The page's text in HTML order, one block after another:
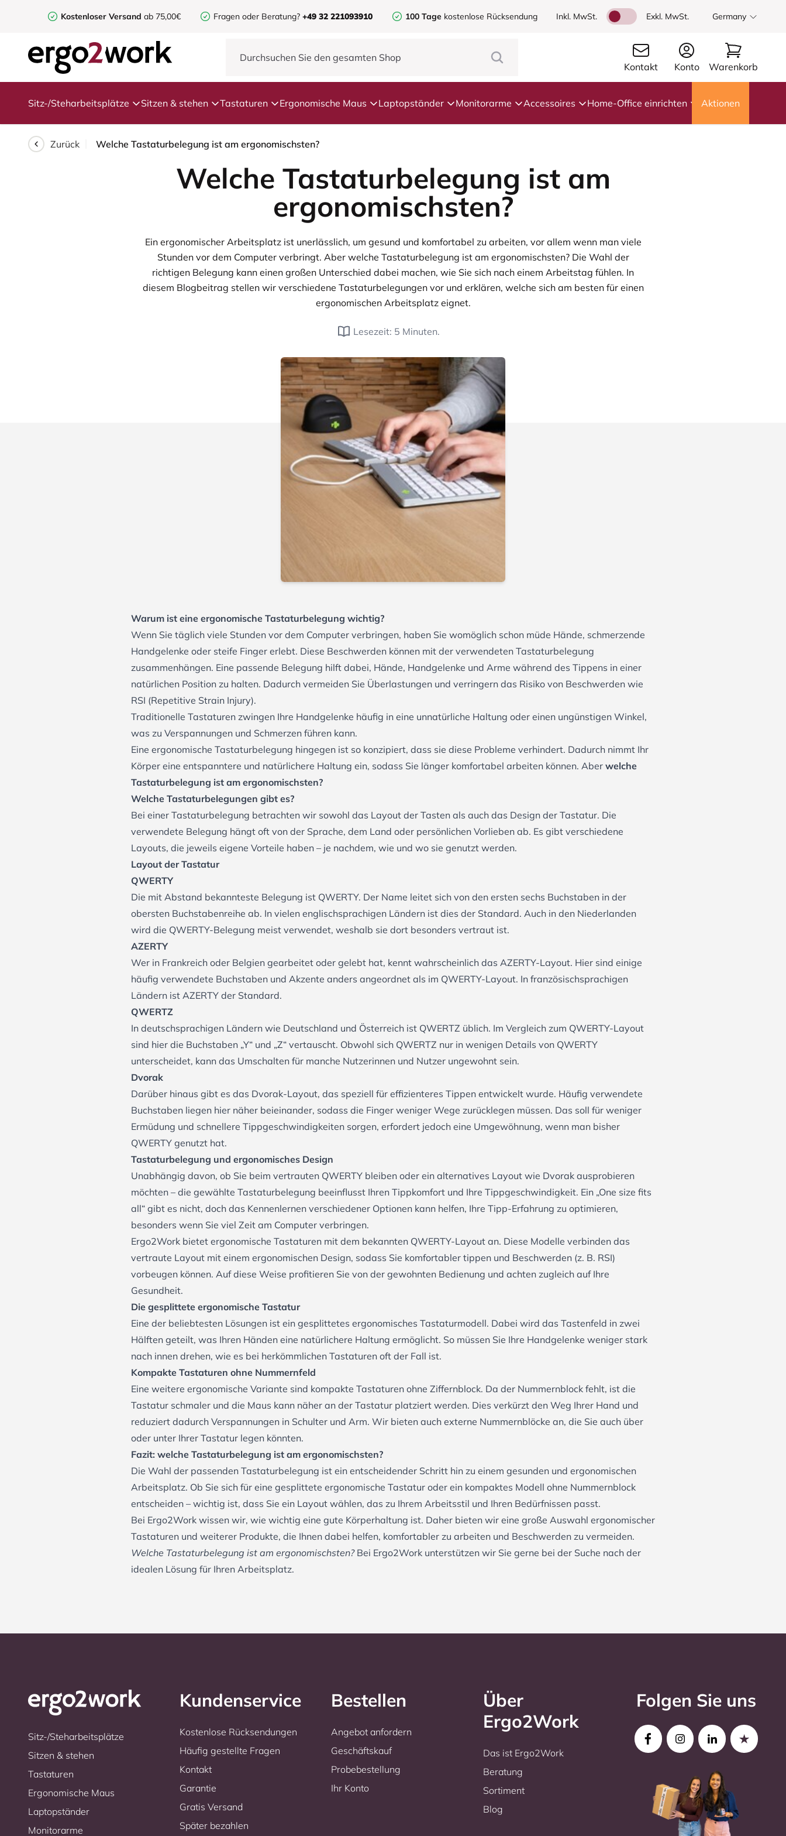
Kostenloser Versand ab 75,00€ Fragen oder Beratung? +49 32 221093910 100 Tage kostenlose Rücksendung Inkl. MwSt. Exkl. MwSt. Germany
Kontakt Konto Warenkorb
Sitz-/Steharbeitsplätze Sitzen & stehen Tastaturen Ergonomische Maus Laptopständer Monitorarme Accessoires Home-Office einrichten Aktionen
Zurück Welche Tastaturbelegung ist am ergonomischsten?
Welche Tastaturbelegung ist am
ergonomischsten?
Ein ergonomischer Arbeitsplatz ist unerlässlich, um gesund und komfortabel zu arbeiten, vor allem wenn man viele
Stunden vor dem Computer verbringt. Aber welche Tastaturbelegung ist am ergonomischsten? Die Wahl der
richtigen Belegung kann einen großen Unterschied dabei machen, wie Sie sich nach einem Arbeitstag fühlen. In
diesem Blogbeitrag stellen wir verschiedene Tastaturbelegungen vor und erklären, welche sich am besten für einen
ergonomischen Arbeitsplatz eignet.
Lesezeit: 5 Minuten.
Warum ist eine ergonomische Tastaturbelegung wichtig?
Wenn Sie täglich viele Stunden vor dem Computer verbringen, haben Sie womöglich schon müde Hände, schmerzende
Handgelenke oder steife Finger erlebt. Diese Beschwerden können mit der verwendeten Tastaturbelegung
zusammenhängen. Eine passende Belegung hilft dabei, Hände, Handgelenke und Arme während des Tippens in einer
natürlichen Position zu halten. Dadurch vermeiden Sie Überlastungen und verringern das Risiko von Beschwerden wie
RSI (Repetitive Strain Injury).
Traditionelle Tastaturen zwingen Ihre Handgelenke häufig in eine unnatürliche Haltung oder einen ungünstigen Winkel,
was zu Verspannungen und Schmerzen führen kann.
Eine ergonomische Tastaturbelegung hingegen ist so konzipiert, dass sie diese Probleme verhindert. Dadurch nimmt Ihr
Körper eine entspanntere und natürlichere Haltung ein, sodass Sie länger komfortabel arbeiten können. Aber welche
Tastaturbelegung ist am ergonomischsten?
Welche Tastaturbelegungen gibt es?
Bei einer Tastaturbelegung betrachten wir sowohl das Layout der Tasten als auch das Design der Tastatur. Die
verwendete Belegung hängt oft von der Sprache, dem Land oder persönlichen Vorlieben ab. Es gibt verschiedene
Layouts, die jeweils eigene Vorteile haben – je nachdem, wie und wo sie genutzt werden.
Layout der Tastatur
QWERTY
Die mit Abstand bekannteste Belegung ist QWERTY. Der Name leitet sich von den ersten sechs Buchstaben in der
obersten Buchstabenreihe ab. In vielen englischsprachigen Ländern ist dies der Standard. Auch in den Niederlanden
wird die QWERTY-Belegung meist verwendet, weshalb sie dort besonders vertraut ist.
AZERTY
Wer in Frankreich oder Belgien gearbeitet oder gelebt hat, kennt wahrscheinlich das AZERTY-Layout. Hier sind einige
häufig verwendete Buchstaben und Akzente anders angeordnet als im QWERTY-Layout. In französischsprachigen
Ländern ist AZERTY der Standard.
QWERTZ
In deutschsprachigen Ländern wie Deutschland und Österreich ist QWERTZ üblich. Im Vergleich zum QWERTY-Layout
sind hier die Buchstaben „Y“ und „Z“ vertauscht. Obwohl sich QWERTZ nur in wenigen Details von QWERTY
unterscheidet, kann das Umschalten für manche Nutzerinnen und Nutzer ungewohnt sein.
Dvorak
Darüber hinaus gibt es das Dvorak-Layout, das speziell für effizienteres Tippen entwickelt wurde. Häufig verwendete
Buchstaben liegen hier näher beieinander, sodass die Finger weniger Wege zurücklegen müssen. Das soll für weniger
Ermüdung und schnellere Tippgeschwindigkeiten sorgen, erfordert jedoch eine Umgewöhnung, wenn man bisher
QWERTY genutzt hat.
Tastaturbelegung und ergonomisches Design
Unabhängig davon, ob Sie beim vertrauten QWERTY bleiben oder ein alternatives Layout wie Dvorak ausprobieren
möchten – die gewählte Tastaturbelegung beeinflusst Ihren Tippkomfort und Ihre Tippgeschwindigkeit. Ein „One size fits
all“ gibt es nicht, doch das Kennenlernen verschiedener Optionen kann helfen, Ihre Tipp-Erfahrung zu optimieren,
besonders wenn Sie viel Zeit am Computer verbringen.
Ergo2Work bietet ergonomische Tastaturen mit dem bekannten QWERTY-Layout an. Diese Modelle verbinden das
vertraute Layout mit einem ergonomischen Design, sodass Sie komfortabler tippen und Beschwerden (z. B. RSI)
vorbeugen können. Auf diese Weise profitieren Sie von der gewohnten Bedienung und achten zugleich auf Ihre
Gesundheit.
Die gesplittete ergonomische Tastatur
Eine der beliebtesten Lösungen ist ein gesplittetes ergonomisches Tastaturmodell. Dabei wird das Tastenfeld in zwei
Hälften geteilt, was Ihren Händen eine natürlichere Haltung ermöglicht. So müssen Sie Ihre Handgelenke weniger stark
nach innen drehen, wie es bei herkömmlichen Tastaturen oft der Fall ist.
Kompakte Tastaturen ohne Nummernfeld
Eine weitere ergonomische Variante sind kompakte Tastaturen ohne Ziffernblock. Da der Nummernblock fehlt, ist die
Tastatur schmaler und die Maus kann näher an der Tastatur platziert werden. Dies verkürzt den Weg Ihrer Hand und
reduziert dadurch Verspannungen in Schulter und Arm. Wir bieten auch externe Nummernblöcke an, die Sie auch über
oder unter Ihrer Tastatur legen könnten.
Fazit: welche Tastaturbelegung ist am ergonomischsten?
Die Wahl der passenden Tastaturbelegung ist ein entscheidender Schritt hin zu einem gesunden und ergonomischen
Arbeitsplatz. Ob Sie sich für eine gesplittete ergonomische Tastatur oder ein kompaktes Modell ohne Nummernblock
entscheiden – wichtig ist, dass Sie ein Layout wählen, das zu Ihrem Arbeitsstil und Ihren Bedürfnissen passt.
Bei Ergo2Work wissen wir, wie wichtig eine gute Körperhaltung ist. Daher bieten wir eine große Auswahl ergonomischer
Tastaturen und weiterer Produkte, die Ihnen dabei helfen, komfortabler zu arbeiten und Beschwerden zu vermeiden.
Welche Tastaturbelegung ist am ergonomischsten? Bei Ergo2Work unterstützen wir Sie gerne bei der Suche nach der
idealen Lösung für Ihren Arbeitsplatz.
Sitz-/Steharbeitsplätze
Sitzen & stehen
Tastaturen
Ergonomische Maus
Laptopständer
Monitorarme
Kundenservice
Kostenlose Rücksendungen
Häufig gestellte Fragen
Kontakt
Garantie
Gratis Versand
Später bezahlen
Bestellen
Angebot anfordern
Geschäftskauf
Probebestellung
Ihr Konto
Über
Ergo2Work
Das ist Ergo2Work
Beratung
Sortiment
Blog
Folgen Sie uns